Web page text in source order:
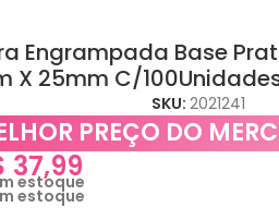
Engrampada Base
X 25mm C/
SKU:2021241
PREÇO DO
37,99
estoque
estoque